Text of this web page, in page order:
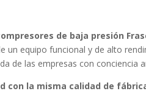
de baja presión
un equipo funcional y de alto
de las empresas con conciencia
con la misma calidad de